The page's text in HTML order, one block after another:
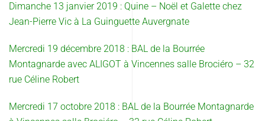
Dimanche 13 janvier 2019 : Quine – Noël et Galette chez
Jean-Pierre Vic à La Guinguette Auvergnate
Mercredi 19 décembre 2018 : BAL de la Bourrée
Montagnarde avec ALIGOT à Vincennes salle Brociéro – 32
rue Céline Robert
Mercredi 17 octobre 2018 : BAL de la Bourrée Montagnarde